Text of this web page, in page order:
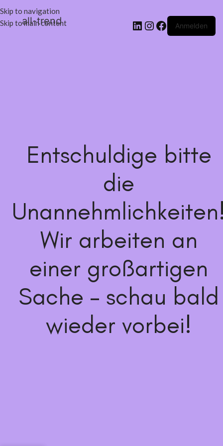
Skip to navigation
Skip to main content
all-trend Anmelden
Entschuldige bitte
die
Wir arbeiten an
einer großartigen
Sache – schau bald
wieder vorbei!